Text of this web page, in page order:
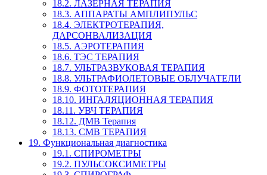
18.2. ЛАЗЕРНАЯ ТЕРАПИЯ
18.3. АППАРАТЫ АМПЛИПУЛЬС
18.4. ЭЛЕКТРОТЕРАПИЯ,
ДАРСОНВАЛИЗАЦИЯ
18.5. АЭРОТЕРАПИЯ
18.6. ТЭС ТЕРАПИЯ
18.7. УЛЬТРАЗВУКОВАЯ ТЕРАПИЯ
18.8. УЛЬТРАФИОЛЕТОВЫЕ ОБЛУЧАТЕЛИ
18.9. ФОТОТЕРАПИЯ
18.10. ИНГАЛЯЦИОННАЯ ТЕРАПИЯ
18.11. УВЧ ТЕРАПИЯ
18.12. ДМВ Терапия
18.13. СМВ ТЕРАПИЯ
19. Функциональная диагностика
19.1. СПИРОМЕТРЫ
19.2. ПУЛЬСОКСИМЕТРЫ